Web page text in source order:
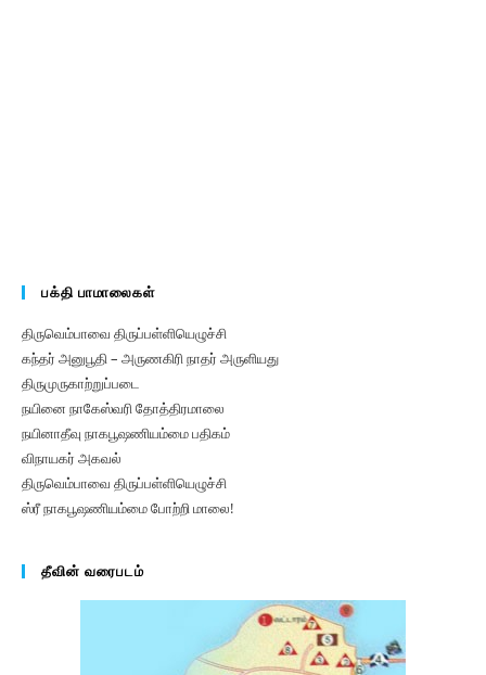
பக்தி பாமாலைகள்
திருவெம்பாவை திருப்பள்ளியெழுச்சி
கந்தர் அனுபூதி – அருணகிரி நாதர் அருளியது
திருமுருகாற்றுப்படை
நயினை நாகேஸ்வரி தோத்திரமாலை
நயினாதீவு நாகபூஷணியம்மை பதிகம்‌
விநாயகர் அகவல்
திருவெம்பாவை திருப்பள்ளியெழுச்சி
ஸ்ரீ நாகபூஷணியம்மை போற்றி மாலை!
தீவின் வரைபடம்